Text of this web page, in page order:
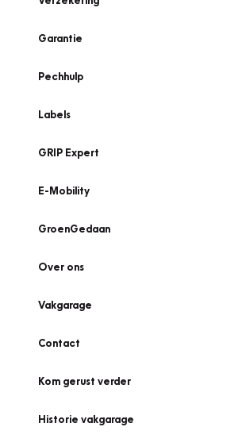
Garantie
Pechhulp
Labels
GRIP Expert
E-Mobility
GroenGedaan
Over ons
Vakgarage
Contact
Kom gerust verder
Historie vakgarage